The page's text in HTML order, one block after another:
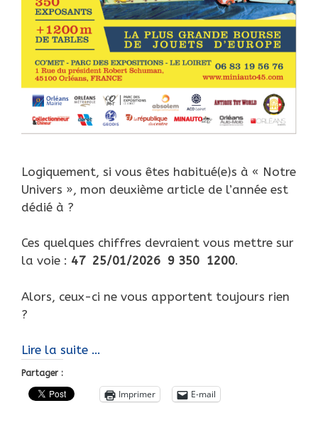
Logiquement, si vous êtes habitué(e)s à « Notre
Univers », mon deuxième article de l’année est
dédié à ?
Ces quelques chiffres devraient vous mettre sur
la voie : 47 25/01/2026 9 350 1200.
Alors, ceux-ci ne vous apportent toujours rien
?
Lire la suite …
Fêtes,
une
Partager :
Imprimer E-mail